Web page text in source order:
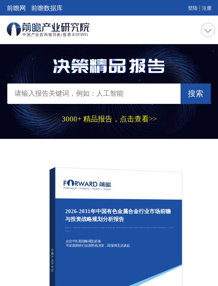
前瞻网 前瞻数据库 登陆 注册
搜索
3000+ 精品报告，点击查看>>
2026-2031年中国有色金属合金行业市场前瞻
与投资战略规划分析报告
Report of Market Prospective and Investment Strategy Planning On China Non-ferrous Metal Alloy Industry（2026-
2031）
企业中长期战略规划必备
不深度调研行业形势就决策，回报将无从谈起